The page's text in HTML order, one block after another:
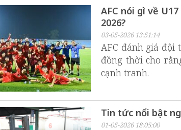
AFC nói gì về
2026?
03-05-2026 13:51:14
AFC đánh giá đội
đồng thời cho
cạnh tranh.
Tin tức nổi bật
01-05-2026 18:05:00